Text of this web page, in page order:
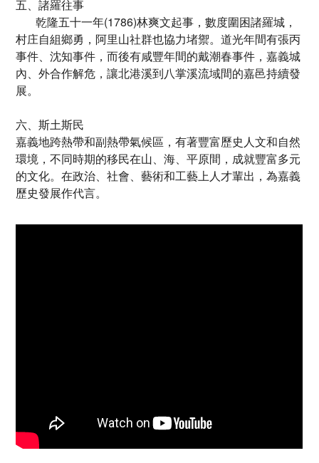
五、諸羅往事
乾隆五十一年(1786)林爽文起事，數度圍困諸羅城，
村庄自組鄉勇，阿里山社群也協力堵禦。道光年間有張丙
事件、沈知事件，而後有咸豐年間的戴潮春事件，嘉義城
內、外合作解危，讓北港溪到八掌溪流域間的嘉邑持續發
展。
六、斯土斯民
嘉義地跨熱帶和副熱帶氣候區，有著豐富歷史人文和自然
環境，不同時期的移民在山、海、平原間，成就豐富多元
的文化。在政治、社會、藝術和工藝上人才輩出，為嘉義
歷史發展作代言。